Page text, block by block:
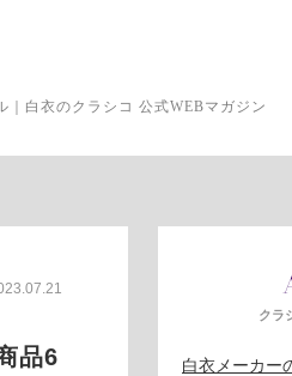
｜白衣のクラシコ 公式WEBマガジン
品6
クラ
白衣メーカー